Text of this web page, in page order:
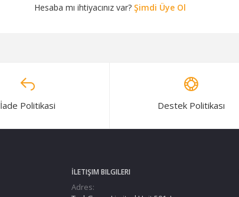
Hesaba mı ihtiyacınız var? Şimdi Üye Ol
İade Politikasi Destek Politikası
İLETIŞIM BILGILERI
Adres: